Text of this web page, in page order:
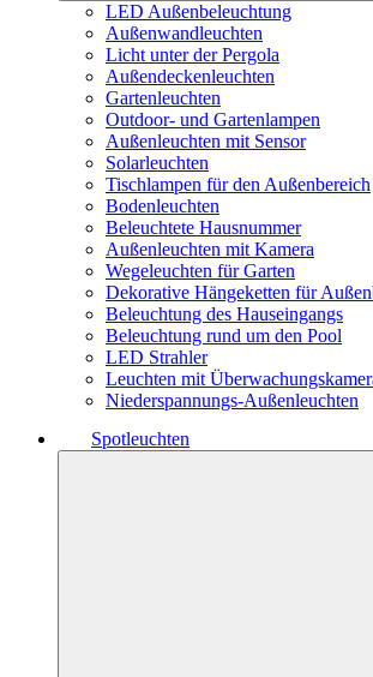
LED Außenbeleuchtung
Außenwandleuchten
Licht unter der Pergola
Außendeckenleuchten
Gartenleuchten
Outdoor- und Gartenlampen
Außenleuchten mit Sensor
Solarleuchten
Tischlampen für den Außenbereich
Bodenleuchten
Beleuchtete Hausnummer
Außenleuchten mit Kamera
Wegeleuchten für Garten
Dekorative Hängeketten für
Beleuchtung des Hauseingangs
Beleuchtung rund um den Pool
LED Strahler
Leuchten mit
Niederspannungs-Außenleuchten
Spotleuchten